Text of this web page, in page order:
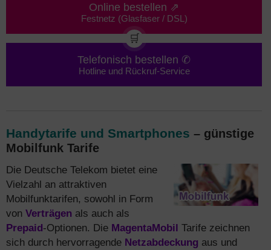
Online bestellen ⇗
Festnetz (Glasfaser / DSL)
🛒
Telefonisch bestellen ✆
Hotline und Rückruf-Service
Handytarife und Smartphones – günstige
Mobilfunk Tarife
Die Deutsche Telekom bietet eine
Vielzahl an attraktiven
Mobilfunktarifen, sowohl in Form
von Verträgen als auch als
Prepaid-Optionen. Die MagentaMobil Tarife zeichnen
sich durch hervorragende Netzabdeckung aus und